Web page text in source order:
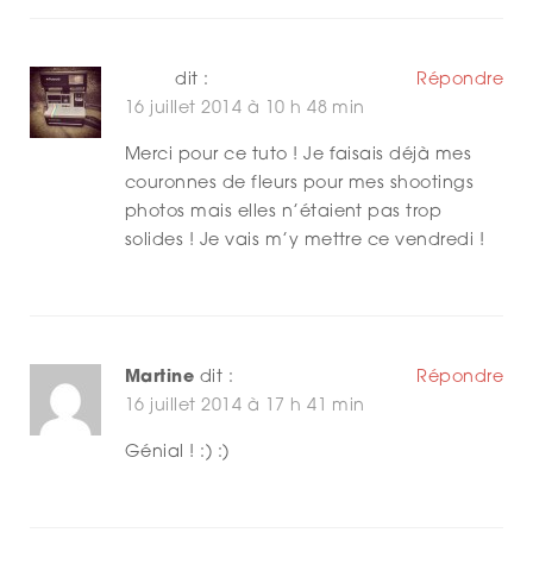
dit :
16 juillet 2014 à 10 h 48 min
Merci pour ce tuto ! Je faisais déjà mes
couronnes de fleurs pour mes shootings
photos mais elles n’étaient pas trop
solides ! Je vais m’y mettre ce vendredi !
Répondre
Martine dit :
16 juillet 2014 à 17 h 41 min
Génial ! :) :)
Répondre